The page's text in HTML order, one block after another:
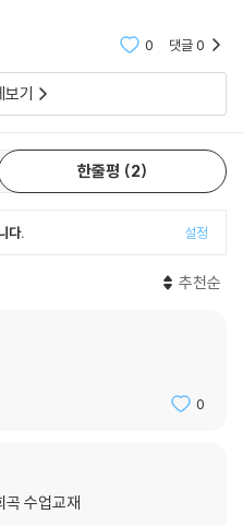
0 댓글0
기
한줄평 2
다. 설정
추천순
0
수업교재